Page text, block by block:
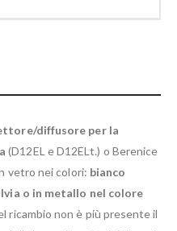
diffusore per la
(D12EL e D12ELt.) o Berenice
vetro nei colori: bianco
o in metallo nel colore
ricambio non è più presente il